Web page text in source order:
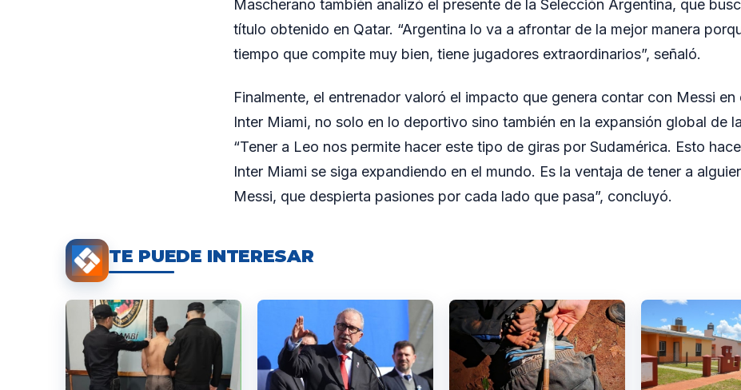
Mascherano también analizó el presente de la Selección Argentina, que
título obtenido en Qatar. “Argentina lo va a afrontar de la mejor manera
tiempo que compite muy bien, tiene jugadores extraordinarios”, señaló.
Finalmente, el entrenador valoró el impacto que genera contar con Messi en
Inter Miami, no solo en lo deportivo sino también en la expansión global de
“Tener a Leo nos permite hacer este tipo de giras por Sudamérica. Esto
Inter Miami se siga expandiendo en el mundo. Es la ventaja de tener a
Messi, que despierta pasiones por cada lado que pasa”, concluyó.
TE PUEDE INTERESAR